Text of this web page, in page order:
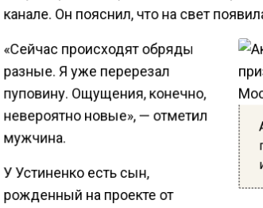
канале. Он пояснил, что на свет
«Сейчас происходят обряды
разные. Я уже перерезал
пуповину. Ощущения, конечно,
невероятно новые», — отметил
мужчина.
У Устиненко есть сын,
рожденный на проекте от